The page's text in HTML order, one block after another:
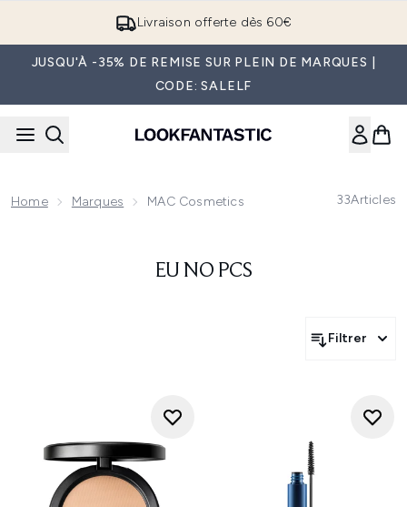
Livraison offerte dès 60€
JUSQU'À -35% DE REMISE SUR PLEIN DE MARQUES |
CODE: SALELF
Home Marques MAC Cosmetics 33Articles
EU NO PCS
Filtrer